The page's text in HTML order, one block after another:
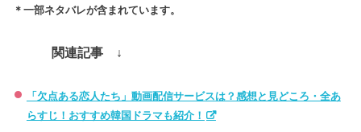
＊一部ネタバレが含まれています。
関連記事 ↓
「欠点ある恋人たち」動画配信サービスは？感想と見どころ・全あ
らすじ！おすすめ韓国ドラマも紹介！